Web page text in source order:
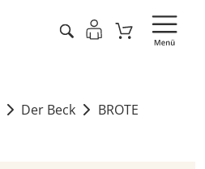
Der Beck
BROTE